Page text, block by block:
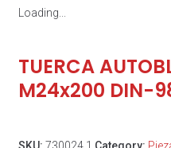
Loading...
TUERCA
M24x200 DIN-